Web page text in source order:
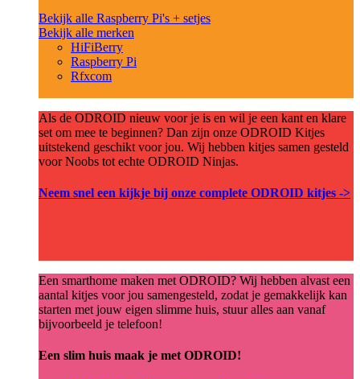
Bekijk alle Raspberry Pi's + setjes
Bekijk alle merken
HiFiBerry
Raspberry Pi
Rfxcom
Als de ODROID nieuw voor je is en wil je een kant en klare
set om mee te beginnen? Dan zijn onze ODROID Kitjes
uitstekend geschikt voor jou. Wij hebben kitjes samen gesteld
voor Noobs tot echte ODROID Ninjas.
Neem snel een kijkje bij onze complete ODROID kitjes ->
Een smarthome maken met ODROID? Wij hebben alvast een
aantal kitjes voor jou samengesteld, zodat je gemakkelijk kan
starten met jouw eigen slimme huis, stuur alles aan vanaf
bijvoorbeeld je telefoon!
Een slim huis maak je met ODROID!